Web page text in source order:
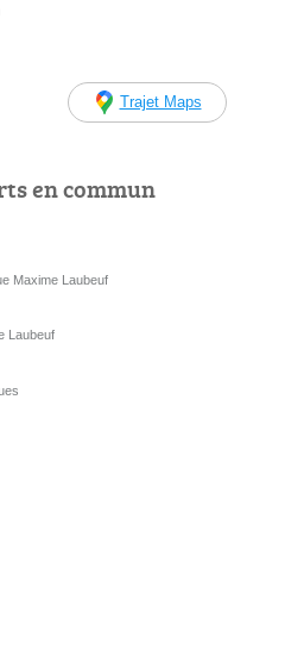
Trajet Maps
en commun
Maxime Laubeuf
Laubeuf